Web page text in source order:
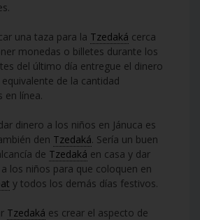
una taza para la Tzedaká cerca
monedas o billetes durante los
del último día entregue el dinero
de la cantidad
en línea.
dinero a los niños en Jánuca es
den Tzedaká. Sería un buen
de Tzedaká en casa y dar
los niños para que coloquen en
y todos los demás días festivos.
Tzedaká es crear el aspecto de